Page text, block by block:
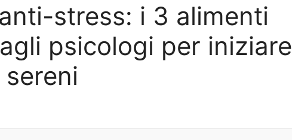
stress: i 3 alimenti
psicologi per iniziare